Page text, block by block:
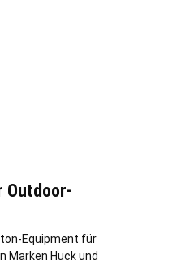
Outdoor-
Equipment für
Marken Huck und